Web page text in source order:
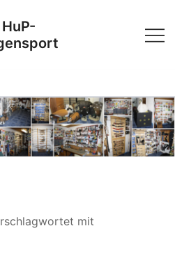
HuP-
mit